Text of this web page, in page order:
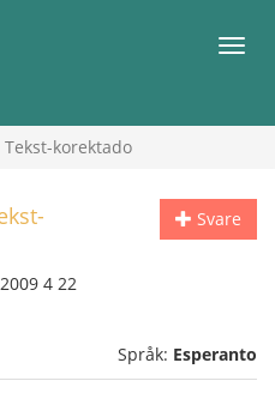
Meny
korektado
Svare
4 22
Språk: Esperanto